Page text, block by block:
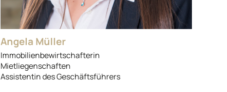
Angela Müller
Immobilienbewirtschafterin
Mietliegenschaften
Assistentin des Geschäftsführers